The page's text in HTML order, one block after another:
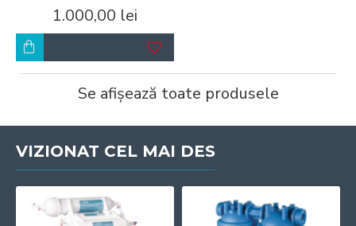
1.000,00 lei
Se afișează toate produsele
VIZIONAT CEL MAI DES